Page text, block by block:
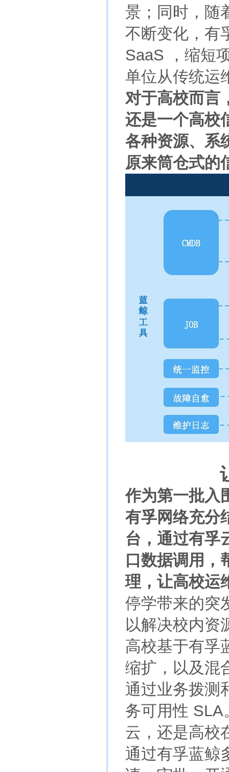
景；同时，随
不断变化，有
SaaS ，缩短
单位从传统运
对于高校而言
还是一个高校
各种资源、系
原来筒仓式的
作为第一批入
有孚网络充分
台，通过有孚
口数据调用，
理，让高校运
停学带来的突
以解决校内资
高校基于有孚
缩扩，以及混
通过业务拨测
务可用性
云，还是高校
通过有孚蓝鲸